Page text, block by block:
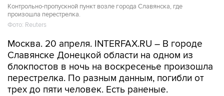
Контрольно-пропускной пункт возле города Славянска, где
произошла перестрелка.
Фото: Reuters
Москва. 20 апреля. INTERFAX.RU – В городе
Славянске Донецкой области на одном из
блокпостов в ночь на воскресенье произошла
перестрелка. По разным данным, погибли от
трех до пяти человек. Есть раненые.